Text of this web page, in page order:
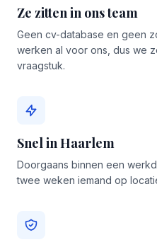
Ze zitten in ons team
Geen cv-database en geen
werken al voor ons, dus we
vraagstuk.
Snel in Haarlem
Doorgaans binnen een
twee weken iemand op